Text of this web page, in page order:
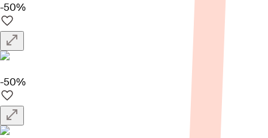
-50%
-50%